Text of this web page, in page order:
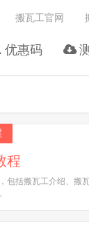
优惠码
搬瓦工官网
程
包括搬瓦工介绍、搬